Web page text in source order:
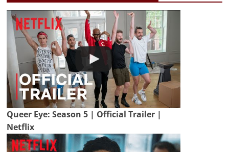
Queer Eye: Season 5 | Official Trailer |
Netflix